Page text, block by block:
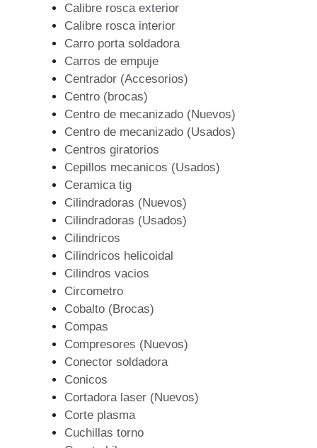
Calibre rosca exterior
Calibre rosca interior
Carro porta soldadora
Carros de empuje
Centrador (Accesorios)
Centro (brocas)
Centro de mecanizado (Nuevos)
Centro de mecanizado (Usados)
Centros giratorios
Cepillos mecanicos (Usados)
Ceramica tig
Cilindradoras (Nuevos)
Cilindradoras (Usados)
Cilindricos
Cilindricos helicoidal
Cilindros vacios
Circometro
Cobalto (Brocas)
Compas
Compresores (Nuevos)
Conector soldadora
Conicos
Cortadora laser (Nuevos)
Corte plasma
Cuchillas torno